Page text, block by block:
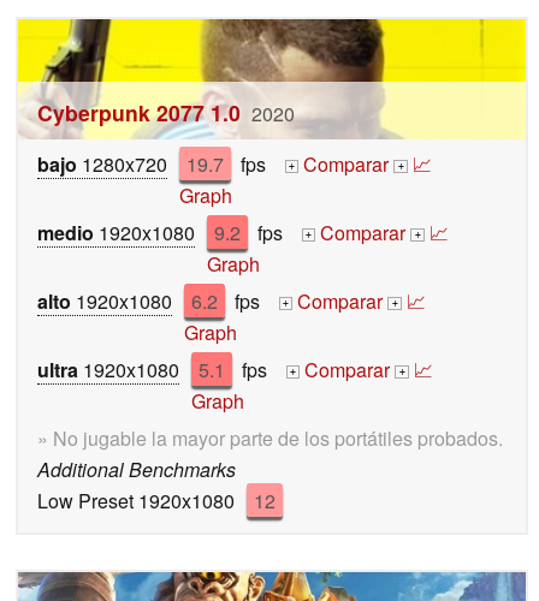
Cyberpunk 2077 1.0 2020
bajo 1280x720 19.7 fps + Comparar + 📈
Graph
medio 1920x1080 9.2 fps + Comparar + 📈
Graph
alto 1920x1080 6.2 fps + Comparar + 📈
Graph
ultra 1920x1080 5.1 fps + Comparar + 📈
Graph
» No jugable la mayor parte de los portátiles probados.
Additional Benchmarks
Low Preset 1920x1080
12